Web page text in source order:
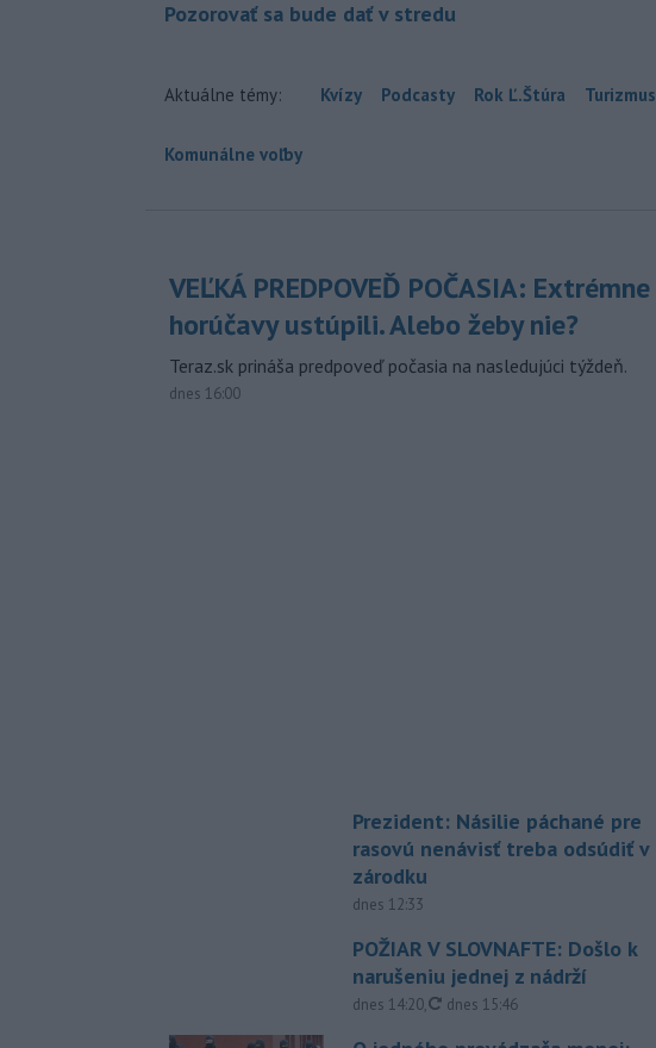
Pozorovať sa bude dať v stredu
Aktuálne témy: Kvízy Podcasty Rok Ľ.Štúra Turizmus
Komunálne voľby
VEĽKÁ PREDPOVEĎ POČASIA: Extrémne
horúčavy ustúpili. Alebo žeby nie?
Teraz.sk prináša predpoveď počasia na nasledujúci týždeň.
dnes 16:00
Prezident: Násilie páchané pre
rasovú nenávisť treba odsúdiť v
zárodku
dnes 12:33
POŽIAR V SLOVNAFTE: Došlo k
narušeniu jednej z nádrží
dnes 14:20, aktualizované
dnes 15:46